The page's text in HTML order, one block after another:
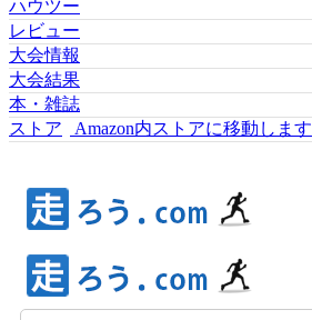
ハウツー
レビュー
大会情報
大会結果
本・雑誌
ストア
Amazon内ストアに移動します